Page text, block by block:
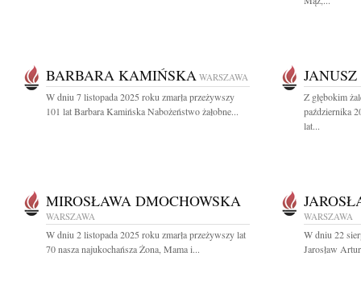
BARBARA KAMIŃSKA WARSZAWA
W dniu 7 listopada 2025 roku zmarła przeżywszy
101 lat Barbara Kamińska Nabożeństwo żałobne...
Z głębokim
października
lat...
MIROSŁAWA DMOCHOWSKA
WARSZAWA
W dniu 2 listopada 2025 roku zmarła przeżywszy lat
70 nasza najukochańsza Żona, Mama i...
WARSZAWA
W dniu 22
Jarosław